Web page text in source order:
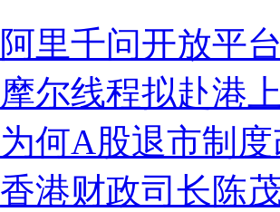
阿里千问开放平
摩尔线程拟赴港
为何A股退市制
香港财政司长陈